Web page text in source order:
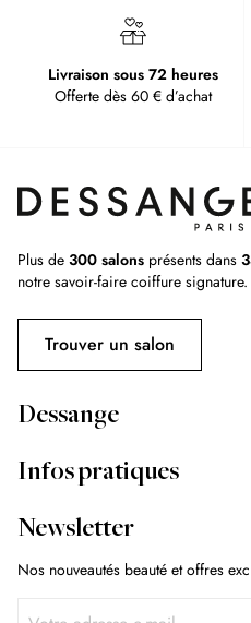
Livraison sous 72 heures
Offerte dès 60 € d’achat
Plus de 300 salons présents dans
notre savoir-faire coiffure signature.
Trouver un salon
Dessange
Infos pratiques
Newsletter
Nos nouveautés beauté et offres